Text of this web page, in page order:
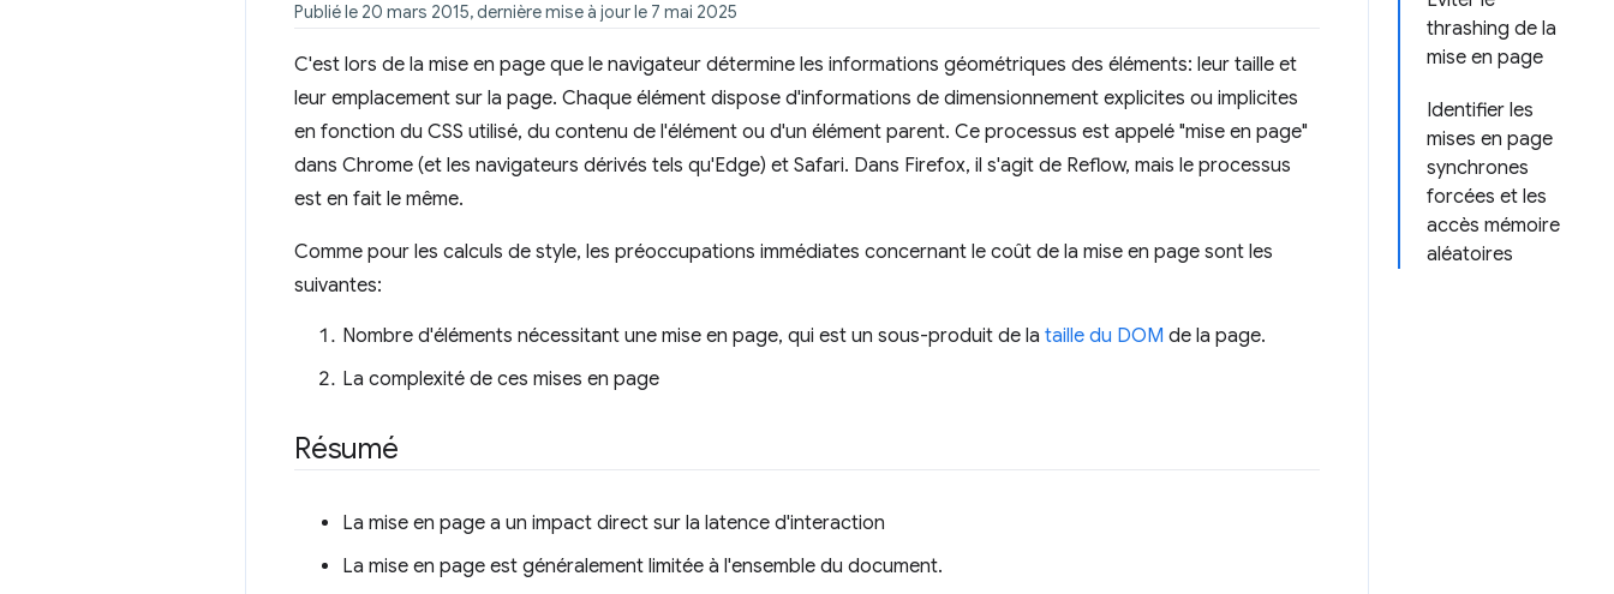
thrashing de la
mise en page
Identifier les
mises en page
synchrones
forcées et les
accès mémoire
aléatoires
Publié le 20 mars 2015, dernière mise à jour le 7 mai 2025
C'est lors de la mise en page que le navigateur détermine les informations géométriques des éléments: leur taille et
leur emplacement sur la page. Chaque élément dispose d'informations de dimensionnement explicites ou implicites
en fonction du CSS utilisé, du contenu de l'élément ou d'un élément parent. Ce processus est appelé "mise en page"
dans Chrome (et les navigateurs dérivés tels qu'Edge) et Safari. Dans Firefox, il s'agit de Reflow, mais le processus
est en fait le même.
Comme pour les calculs de style, les préoccupations immédiates concernant le coût de la mise en page sont les
suivantes:
Nombre d'éléments nécessitant une mise en page, qui est un sous-produit de la taille du DOM de la page.
La complexité de ces mises en page
Résumé
La mise en page a un impact direct sur la latence d'interaction
La mise en page est généralement limitée à l'ensemble du document.